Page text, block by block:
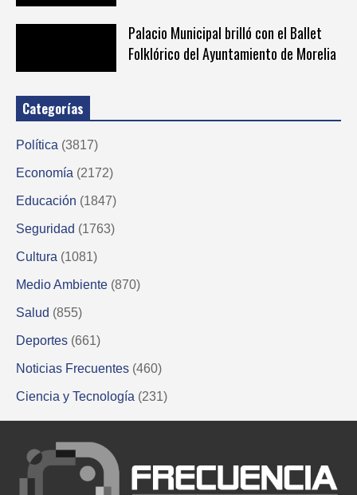
Palacio Municipal brilló con el Ballet
Folklórico del Ayuntamiento de Morelia
Categorías
Política (3817)
Economía (2172)
Educación (1847)
Seguridad (1763)
Cultura (1081)
Medio Ambiente (870)
Salud (855)
Deportes (661)
Noticias Frecuentes (460)
Ciencia y Tecnología (231)